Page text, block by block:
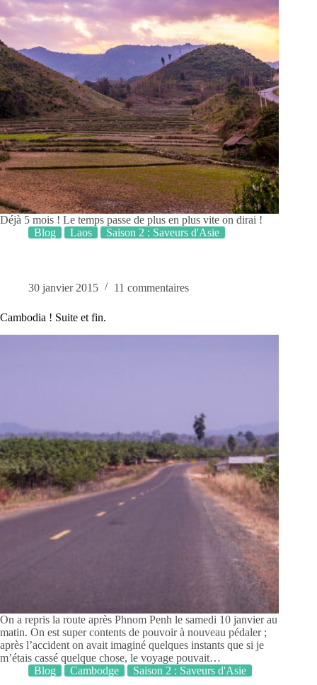
Déjà 5 mois ! Le temps passe de plus en plus vite on dirai !
Blog
Laos Saison 2 : Saveurs d'Asie
30 janvier 2015 11 commentaires
Cambodia ! Suite et fin.
On a repris la route après Phnom Penh le samedi 10 janvier au
matin. On est super contents de pouvoir à nouveau pédaler ;
après l’accident on avait imaginé quelques instants que si je
m’étais cassé quelque chose, le voyage pouvait…
Blog
Cambodge Saison 2 : Saveurs d'Asie